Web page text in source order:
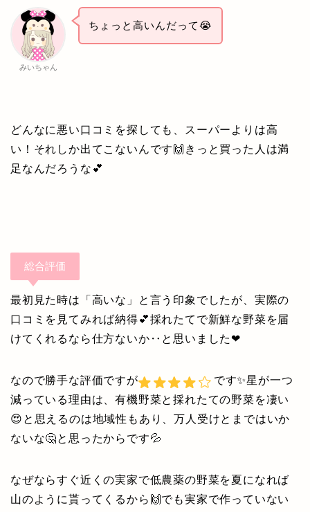
みいちゃん
ちょっと高いんだって😭
どんなに悪い口コミを探しても、スーパーよりは高
い！それしか出てこないんです🙌きっと買った人は満
足なんだろうな💕
総合評価
最初見た時は「高いな」と言う印象でしたが、実際の
口コミを見てみれば納得💕採れたてで新鮮な野菜を届
けてくれるなら仕方ないか‥と思いました❤
なので勝手な評価ですが
です✨星が一つ
減っている理由は、有機野菜と採れたての野菜を凄い
😍と思えるのは地域性もあり、万人受けとまではいか
ないな🤔と思ったからです💦
なぜならすぐ近くの実家で低農薬の野菜を夏になれば
山のように貰ってくるから🙌でも実家で作っていない